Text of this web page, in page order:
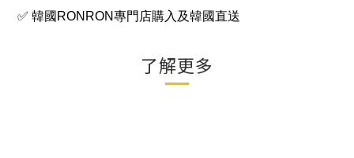
✅ 韓國RONRON專門店購入及韓國直送
了解更多